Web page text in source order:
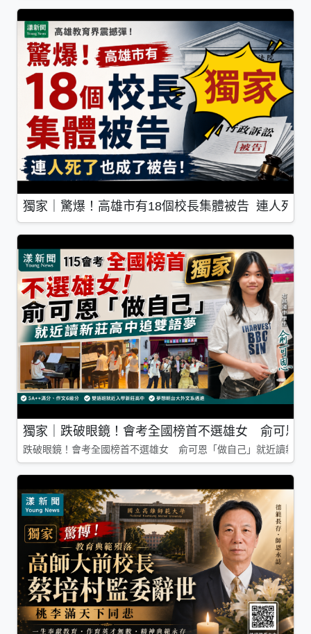
獨家｜驚爆！高雄市有18個校長集體被告 連人死了
獨家｜跌破眼鏡！會考全國榜首不選雄女 俞可恩
跌破眼鏡！會考全國榜首不選雄女 俞可恩「做自己」就近讀新莊